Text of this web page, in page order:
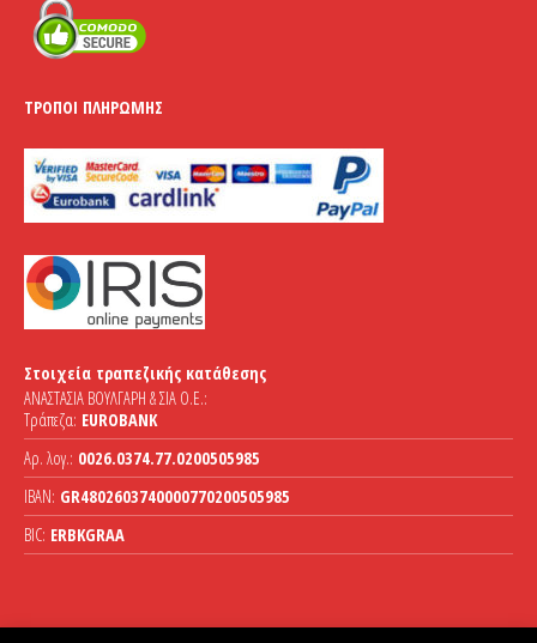
ΤΡΌΠΟΙ ΠΛΗΡΩΜΉΣ
Στοιχεία τραπεζικής κατάθεσης
ΑΝΑΣΤΑΣΙΑ ΒΟΥΛΓΑΡΗ & ΣΙΑ Ο.Ε.:
Τράπεζα: EUROBANK
Αρ. λογ.: 0026.0374.77.0200505985
IBAN: GR4802603740000770200505985
BIC: ERBKGRAA